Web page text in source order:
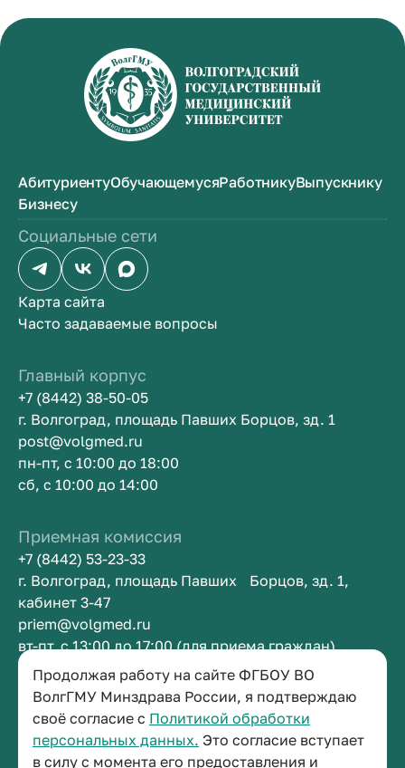
Продолжая работу на сайте ФГБОУ ВО
ВолгГМУ Минздрава России, я подтверждаю
своё согласие с Политикой обработки
персональных данных. Это согласие вступает
в силу с момента его предоставления и
АбитуриентуОбучающемусяРаботникуВыпускнику
Бизнесу
Социальные сети
Карта сайта
Часто задаваемые вопросы
Главный корпус
+7 (8442) 38-50-05
г. Волгоград, площадь Павших Борцов, зд. 1
post@volgmed.ru
пн-пт, с 10:00 до 18:00
сб, с 10:00 до 14:00
Приемная комиссия
+7 (8442) 53-23-33
г. Волгоград, площадь Павших Борцов, зд. 1,
кабинет 3-47
priem@volgmed.ru
вт-пт, с 13:00 до 17:00 (для приема граждан)
Приемная ректора
+7 (8442) 38-50-05
г. Волгоград, площадь Павших Борцов, зд. 1,
кабинет 3-11